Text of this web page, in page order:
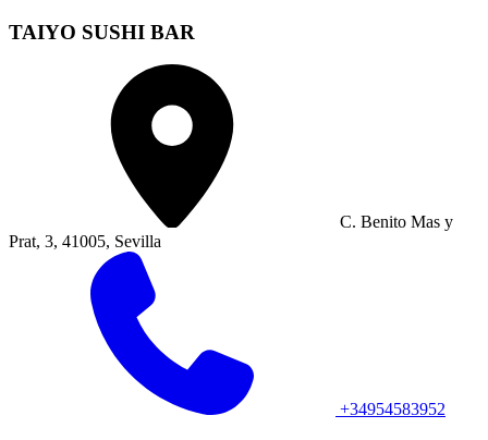
TAIYO SUSHI BAR
C. Benito Mas y
Prat, 3, 41005, Sevilla
+34954583952